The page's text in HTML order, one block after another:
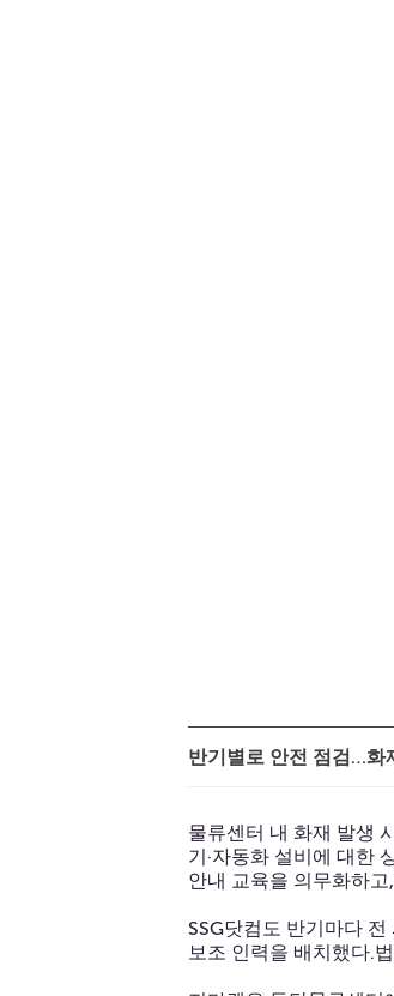
반기별로 안전 점검…화
물류센터 내 화재 발생
기·자동화 설비에 대한
안내 교육을 의무화하
SSG닷컴도 반기마다
보조 인력을 배치했다.